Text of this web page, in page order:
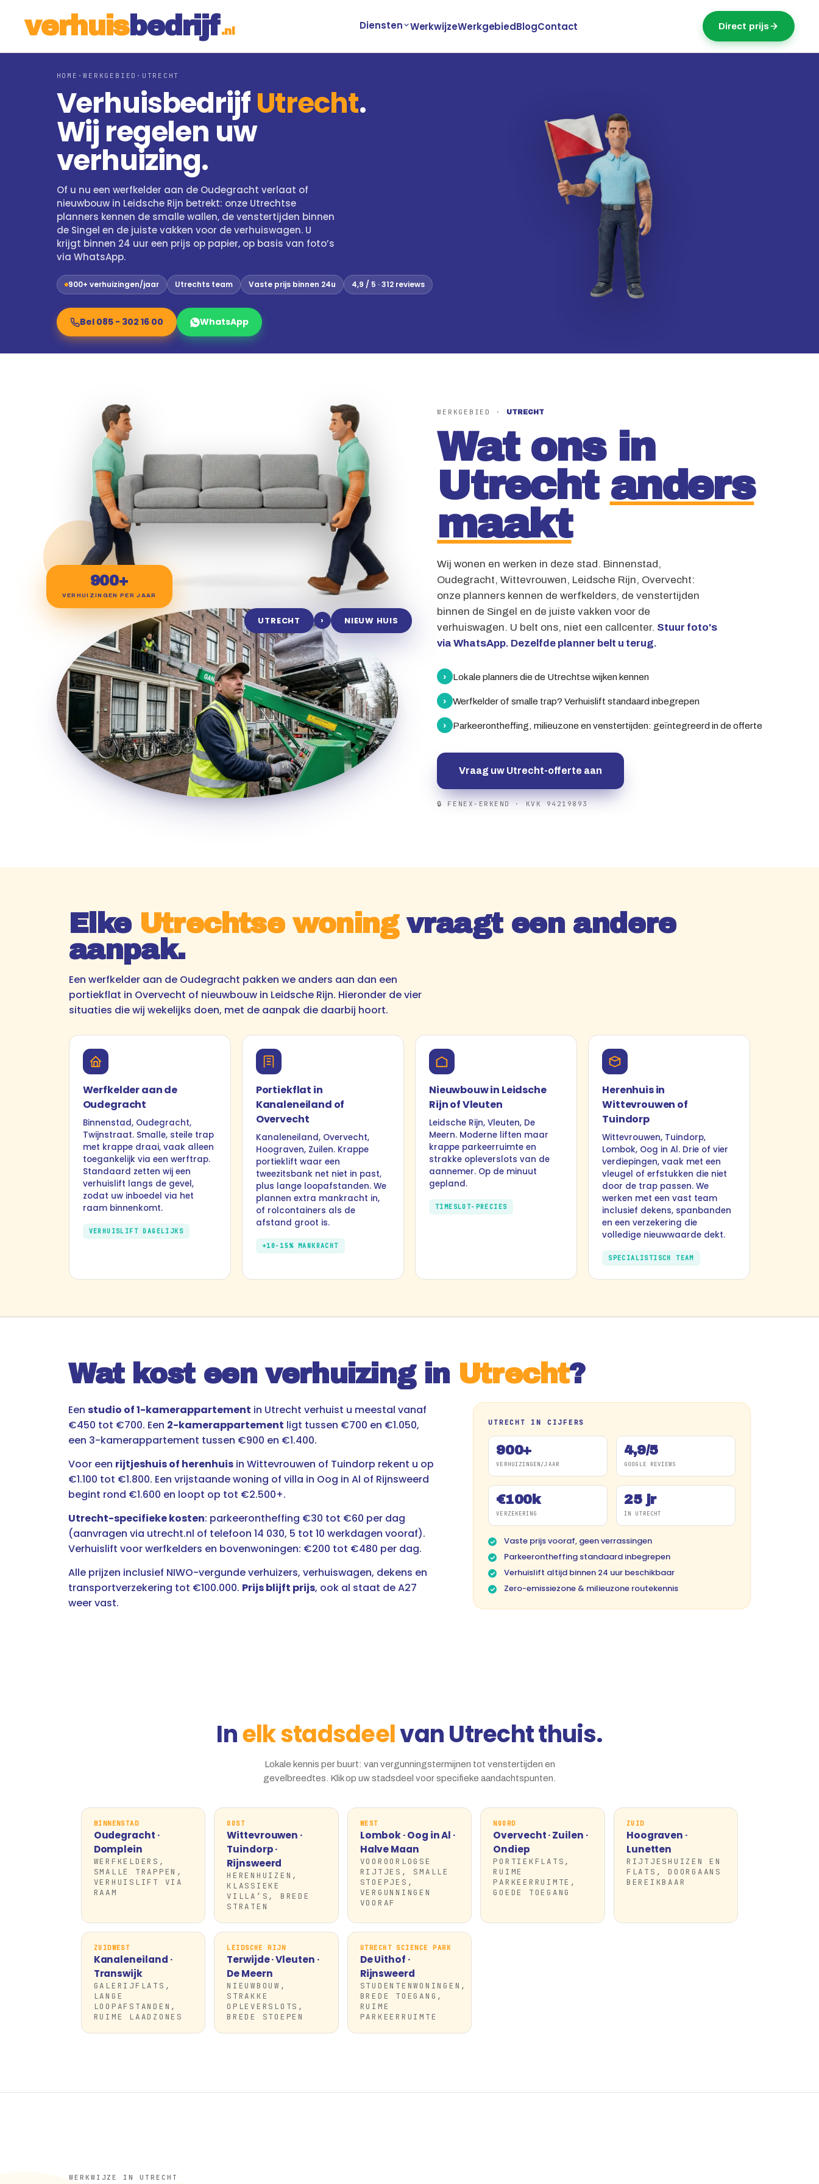
verhuisbed rijf .nl Diensten WerkwijzeWerkgebiedBlogContact Direct prijs
HOME ·WERKGEBIED · UTRECHT
VerhuisbedrijfUtrecht.
Wij regelen uw
verhuizing.
Of u nu een werfkelder aan de Oudegracht verlaat of
nieuwbouw in Leidsche Rijn betrekt: onze Utrechtse
planners kennen de smalle wallen, de venstertijden binnen
de Singel en de juiste vakken voor de verhuiswagen. U
krijgt binnen 24 uur een prijs op papier, op basis van foto’s
via WhatsApp.
900+ verhuizingen/jaar Utrechts team Vaste prijs binnen 24u 4,9 / 5 · 312 reviews
Bel 085 - 302 16 00 WhatsApp
UTRECHT › NIEUW HUIS
900+
VERHUIZINGEN PER JAAR
WERKGEBIED · UTRECHT
Wat ons in
Utrecht anders
maakt
Wij wonen en werken in deze stad. Binnenstad,
Oudegracht, Wittevrouwen, Leidsche Rijn, Overvecht:
onze planners kennen de werfkelders, de venstertijden
binnen de Singel en de juiste vakken voor de
verhuiswagen. U belt ons, niet een callcenter. Stuur foto's
via WhatsApp. Dezelfde planner belt u terug.
› Lokale planners die de Utrechtse wijken kennen
› Werfkelder of smalle trap? Verhuislift standaard inbegrepen
› Parkeerontheffing, milieuzone en venstertijden: geïntegreerd in de offerte
Vraag uw Utrecht-offerte aan
🔒 FENEX-ERKEND · KVK 94219893
Elke Utrechtse woningvraagt een andere
aanpak.
Een werfkelder aan de Oudegracht pakken we anders aan dan een
portiekflat in Overvecht of nieuwbouw in Leidsche Rijn. Hieronder de vier
situaties die wij wekelijks doen, met de aanpak die daarbij hoort.
Werfkelder aan de
Oudegracht
Binnenstad, Oudegracht,
Twijnstraat. Smalle, steile trap
met krappe draai, vaak alleen
toegankelijk via een werftrap.
Standaard zetten wij een
verhuislift langs de gevel,
zodat uw inboedel via het
raam binnenkomt.
VERHUISLIFT DAGELIJKS
Portiekflat in
Kanaleneiland of
Overvecht
Kanaleneiland, Overvecht,
Hoograven, Zuilen. Krappe
portieklift waar een
tweezitsbank net niet in past,
plus lange loopafstanden. We
plannen extra mankracht in,
of rolcontainers als de
afstand groot is.
+10-15% MANKRACHT
Nieuwbouw in Leidsche
Rijn of Vleuten
Leidsche Rijn, Vleuten, De
Meern. Moderne liften maar
krappe parkeerruimte en
strakke opleverslots van de
aannemer. Op de minuut
gepland.
TIMESLOT-PRECIES
Herenhuis in
Wittevrouwen of
Tuindorp
Wittevrouwen, Tuindorp,
Lombok, Oog in Al. Drie of vier
verdiepingen, vaak met een
vleugel of erfstukken die niet
door de trap passen. We
werken met een vast team
inclusief dekens, spanbanden
en een verzekering die
volledige nieuwwaarde dekt.
SPECIALISTISCH TEAM
Wat kost een verhuizing in Utrecht?
Een studio of 1-kamerappartement in Utrecht verhuist u meestal vanaf
€450 tot €700. Een 2-kamerappartement ligt tussen €700 en €1.050,
een 3-kamerappartement tussen €900 en €1.400.
Voor een rijtjeshuis of herenhuis in Wittevrouwen of Tuindorp rekent u op
€1.100 tot €1.800. Een vrijstaande woning of villa in Oog in Al of Rijnsweerd
begint rond €1.600 en loopt op tot €2.500+.
Utrecht-specifieke kosten: parkeerontheffing €30 tot €60 per dag
(aanvragen via utrecht.nl of telefoon 14 030, 5 tot 10 werkdagen vooraf).
Verhuislift voor werfkelders en bovenwoningen: €200 tot €480 per dag.
Alle prijzen inclusief NIWO-vergunde verhuizers, verhuiswagen, dekens en
transportverzekering tot €100.000. Prijs blijft prijs, ook al staat de A27
weer vast.
UTRECHT IN CIJFERS
900+
VERHUIZINGEN/JAAR
4,9/5
GOOGLE REVIEWS
€100k
VERZEKERING
25 jr
IN UTRECHT
Vaste prijs vooraf, geen verrassingen
Parkeerontheffing standaard inbegrepen
Verhuislift altijd binnen 24 uur beschikbaar
Zero-emissiezone & milieuzone routekennis
Inelk stadsdeelvan Utrecht thuis.
Lokale kennis per buurt: van vergunningstermijnen tot venstertijden en
gevelbreedtes. Klik op uw stadsdeel voor specifieke aandachtspunten.
BINNENSTAD
Oudegracht ·
Domplein
WERFKELDERS,
SMALLE TRAPPEN,
VERHUISLIFT VIA
RAAM
OOST
Wittevrouwen ·
Tuindorp ·
Rijnsweerd
HERENHUIZEN,
KLASSIEKE
VILLA’S, BREDE
STRATEN
WEST
Lombok · Oog in Al ·
Halve Maan
VOOROORLOGSE
RIJTJES, SMALLE
STOEPJES,
VERGUNNINGEN
VOORAF
NOORD
Overvecht · Zuilen ·
Ondiep
PORTIEKFLATS,
RUIME
PARKEERRUIMTE,
GOEDE TOEGANG
ZUID
Hoograven ·
Lunetten
RIJTJESHUIZEN EN
FLATS, DOORGAANS
BEREIKBAAR
ZUIDWEST
Kanaleneiland ·
Transwijk
GALERIJFLATS,
LANGE
LOOPAFSTANDEN,
RUIME LAADZONES
LEIDSCHE RIJN
Terwijde · Vleuten ·
De Meern
NIEUWBOUW,
STRAKKE
OPLEVERSLOTS,
BREDE STOEPEN
UTRECHT SCIENCE PARK
De Uithof ·
Rijnsweerd
STUDENTENWONINGEN,
BREDE TOEGANG,
RUIME
PARKEERRUIMTE
WERKWIJZE IN UTRECHT